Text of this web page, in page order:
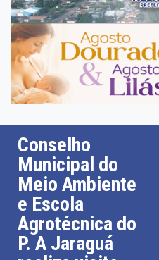
Conselho
Municipal do
Meio Ambiente
e Escola
Agrotécnica do
P. A Jaraguá